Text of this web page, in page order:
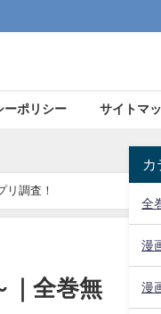
ーポリシー サイトマ
リ調査！
｜全巻無
カ
全
漫
漫